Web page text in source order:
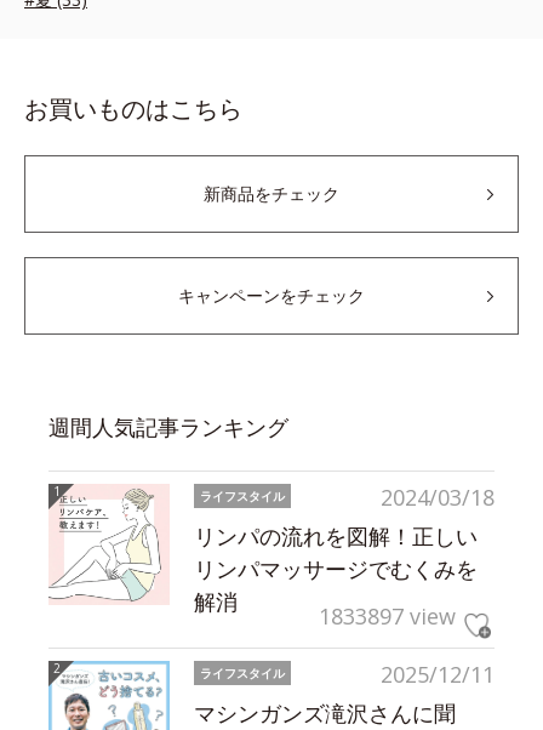
お買いものはこちら
新商品をチェック
キャンペーンをチェック
週間人気記事ランキング
2024/03/18
ライフスタイル
リンパの流れを図解！正しい
リンパマッサージでむくみを
解消
1833897 view
2025/12/11
ライフスタイル
マシンガンズ滝沢さんに聞